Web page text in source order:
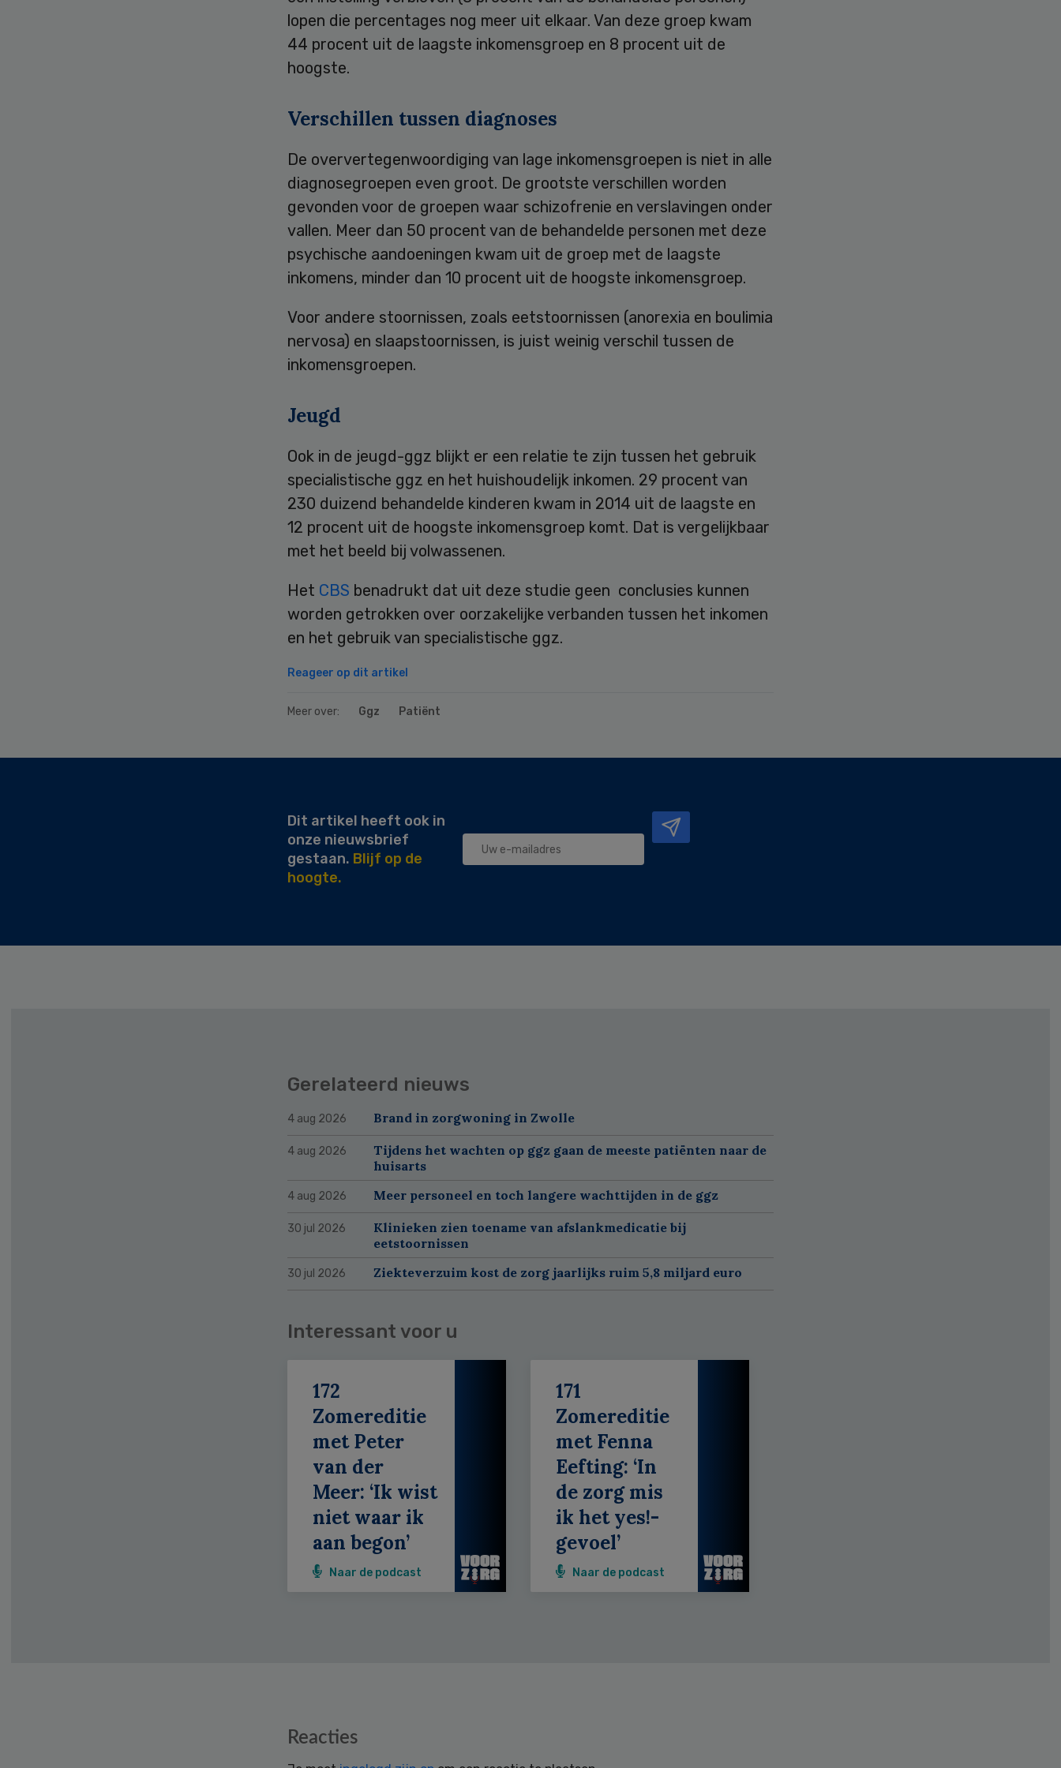
lopen die percentages nog meer uit elkaar. Van deze groep kwam
44 procent uit de laagste inkomensgroep en 8 procent uit de
hoogste.
Verschillen tussen diagnoses
De oververtegenwoordiging van lage inkomensgroepen is niet in alle
diagnosegroepen even groot. De grootste verschillen worden
gevonden voor de groepen waar schizofrenie en verslavingen onder
vallen. Meer dan 50 procent van de behandelde personen met deze
psychische aandoeningen kwam uit de groep met de laagste
inkomens, minder dan 10 procent uit de hoogste inkomensgroep.
Voor andere stoornissen, zoals eetstoornissen (anorexia en boulimia
nervosa) en slaapstoornissen, is juist weinig verschil tussen de
inkomensgroepen.
Jeugd
Ook in de jeugd-ggz blijkt er een relatie te zijn tussen het gebruik
specialistische ggz en het huishoudelijk inkomen. 29 procent van
230 duizend behandelde kinderen kwam in 2014 uit de laagste en
12 procent uit de hoogste inkomensgroep komt. Dat is vergelijkbaar
met het beeld bij volwassenen.
Het CBS benadrukt dat uit deze studie geen conclusies kunnen
worden getrokken over oorzakelijke verbanden tussen het inkomen
en het gebruik van specialistische ggz.
Reageer op dit artikel
Meer over: Ggz Patiënt
Dit artikel heeft ook in
onze nieuwsbrief
gestaan. Blijf op de
hoogte.
Gerelateerd nieuws
4 aug 2026 Brand in zorgwoning in Zwolle
4 aug 2026
Tijdens het wachten op ggz gaan de meeste patiënten naar de
huisarts
4 aug 2026 Meer personeel en toch langere wachttijden in de ggz
30 jul 2026
Klinieken zien toename van afslankmedicatie bij
eetstoornissen
30 jul 2026 Ziekteverzuim kost de zorg jaarlijks ruim 5,8 miljard euro
Interessant voor u
172
Zomereditie
met Peter
van der
Meer: ‘Ik wist
niet waar ik
aan begon’
Naar de podcast
171
Zomereditie
met Fenna
Eefting: ‘In
de zorg mis
ik het yes!-
gevoel’
Naar de podcast
Reacties